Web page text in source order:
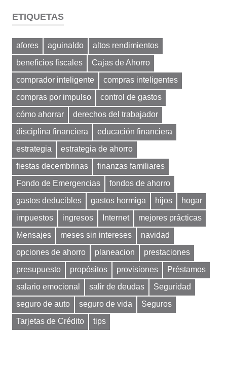
ETIQUETAS
afores aguinaldo
altos rendimientos
beneficios fiscales
Cajas de Ahorro
comprador inteligente
compras inteligentes
compras por impulso
control de gastos
cómo ahorrar
derechos del trabajador
disciplina financiera
educación financiera
estrategia
estrategia de ahorro
fiestas decembrinas
finanzas familiares
Fondo de Emergencias
fondos de ahorro
gastos deducibles
gastos hormiga hijos
hogar
impuestos
ingresos Internet
mejores prácticas
Mensajes
meses sin intereses
navidad
opciones de ahorro
planeacion
prestaciones
presupuesto
propósitos provisiones
Préstamos
salario emocional
salir de deudas
Seguridad
seguro de auto
seguro de vida
Seguros
Tarjetas de Crédito
tips